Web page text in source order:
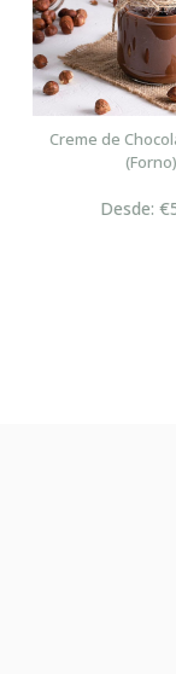
Creme de
(Forno)
Desde: